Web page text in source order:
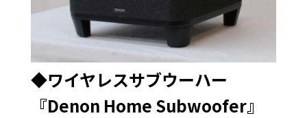
◆ワイヤレスサブウーハー
『Denon Home Subwoofer』